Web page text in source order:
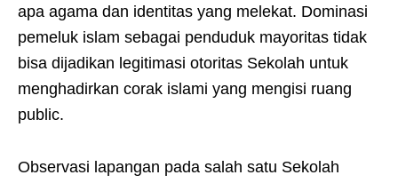
apa agama dan identitas yang melekat. Dominasi
pemeluk islam sebagai penduduk mayoritas tidak
bisa dijadikan legitimasi otoritas Sekolah untuk
menghadirkan corak islami yang mengisi ruang
public.
Observasi lapangan pada salah satu Sekolah